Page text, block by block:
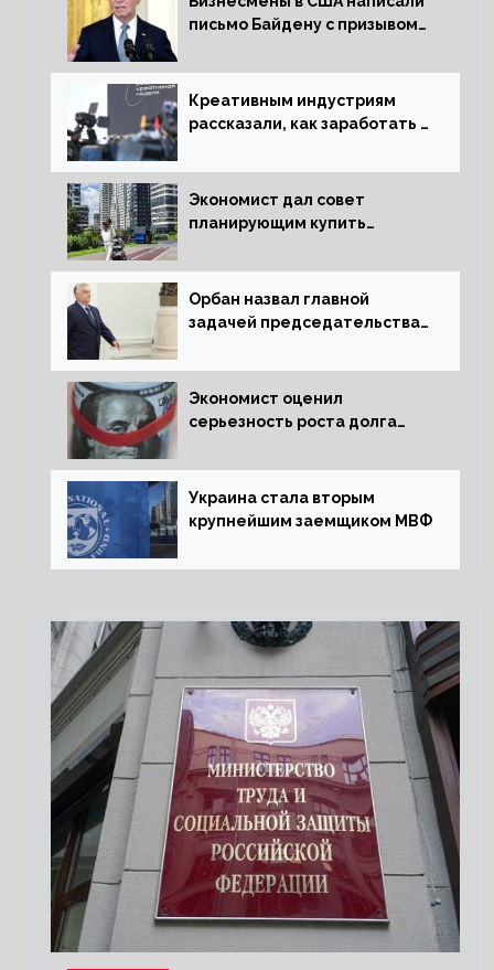
письмо Байдену с призывом
Креативным индустриям
рассказали, как заработать 2
экономики
Экономист дал совет
планирующим купить
Орбан назвал главной
задачей председательства
за мир
Экономист оценил
серьезность роста долга
Украина стала вторым
крупнейшим заемщиком МВФ